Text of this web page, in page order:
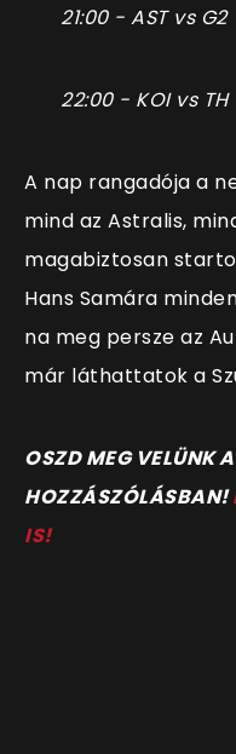
21:00 - AST vs G2
22:00 - KOI vs TH
A nap rangadója a
mind az Astralis,
magabiztosan
Hans Samára
na meg persze az
már láthattatok a
OSZD MEG VELÜNK
HOZZÁSZÓLÁSBAN!
IS!